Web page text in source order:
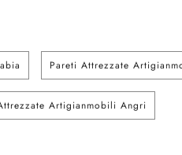
Pareti Attrezzate
Artigianmobili Angri